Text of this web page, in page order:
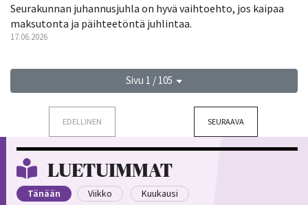
Seurakunnan juhannusjuhla on hyvä vaihtoehto, jos kaipaa
maksutonta ja päihteetöntä juhlintaa.
17.06.2026
Sivu 1 / 105
EDELLINEN SEURAAVA
LUETUIMMAT
Tänään Viikko Kuukausi